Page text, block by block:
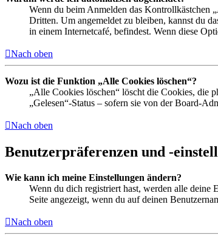
Wenn du beim Anmelden das Kontrollkästchen
Dritten. Um angemeldet zu bleiben, kannst du
in einem Internetcafé, befindest. Wenn diese
Nach oben
Wozu ist die Funktion „Alle Cookies löschen“?
„Alle Cookies löschen“ löscht die Cookies, die
„Gelesen“-Status – sofern sie von der Board-
Nach oben
Benutzerpräferenzen und -
Wie kann ich meine Einstellungen ändern?
Wenn du dich registriert hast, werden alle deine
Seite angezeigt, wenn du auf deinen
Nach oben